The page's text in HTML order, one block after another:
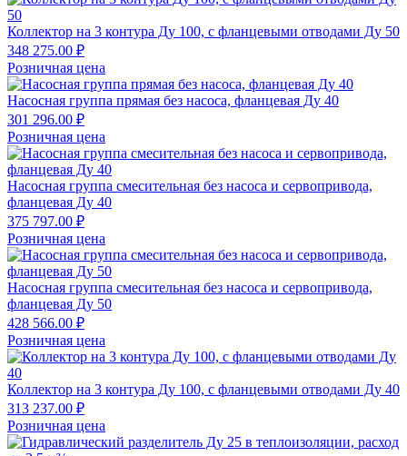
Коллектор на 3 контура Ду 100, с фланцевыми отводами Ду 50
348 275.00 ₽
Розничная цена
Насосная группа прямая без насоса, фланцевая Ду 40
301 296.00 ₽
Розничная цена
Насосная группа смесительная без насоса и сервопривода,
фланцевая Ду 40
375 797.00 ₽
Розничная цена
Насосная группа смесительная без насоса и сервопривода,
фланцевая Ду 50
428 566.00 ₽
Розничная цена
Коллектор на 3 контура Ду 100, с фланцевыми отводами Ду 40
313 237.00 ₽
Розничная цена